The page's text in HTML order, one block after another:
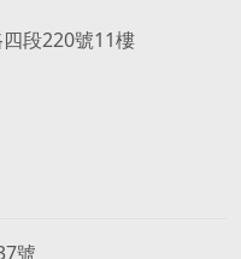
段220號11樓
號